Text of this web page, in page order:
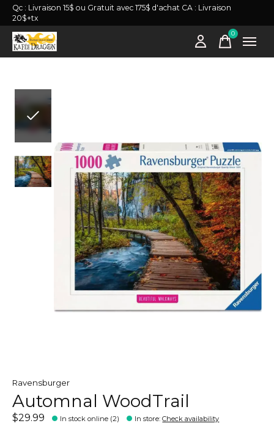
Qc : Livraison 15$ ou Gratuit avec 175$ d'achat CA : Livraison
20$+tx
0items
Ravensburger
Automnal WoodTrail
$29.99 In stock online (2) In store:Check availability